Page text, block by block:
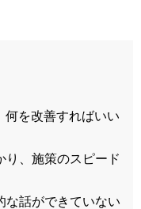
何を改善すればいい
り、施策のスピード
な話ができていない